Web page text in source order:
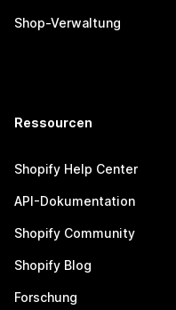
Shop-Verwaltung
Ressourcen
Shopify Help Center
API-Dokumentation
Shopify Community
Shopify Blog
Forschung